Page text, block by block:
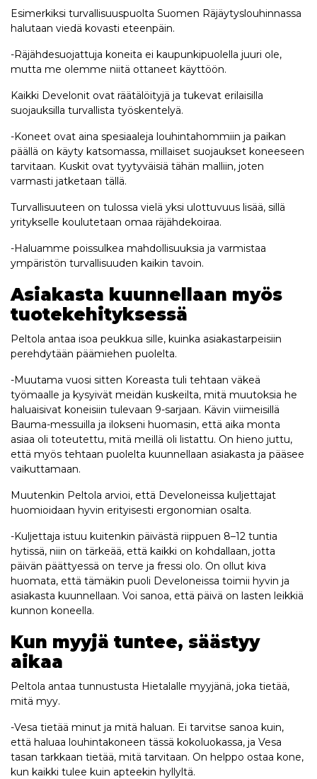
Esimerkiksi turvallisuuspuolta Suomen Räjäytyslouhinnassa
halutaan viedä kovasti eteenpäin.
-Räjähdesuojattuja koneita ei kaupunkipuolella juuri ole,
mutta me olemme niitä ottaneet käyttöön.
Kaikki Develonit ovat räätälöityjä ja tukevat erilaisilla
suojauksilla turvallista työskentelyä.
-Koneet ovat aina spesiaaleja louhintahommiin ja paikan
päällä on käyty katsomassa, millaiset suojaukset koneeseen
tarvitaan. Kuskit ovat tyytyväisiä tähän malliin, joten
varmasti jatketaan tällä.
Turvallisuuteen on tulossa vielä yksi ulottuvuus lisää, sillä
yritykselle koulutetaan omaa räjähdekoiraa.
-Haluamme poissulkea mahdollisuuksia ja varmistaa
ympäristön turvallisuuden kaikin tavoin.
Asiakasta kuunnellaan myös
tuotekehityksessä
Peltola antaa isoa peukkua sille, kuinka asiakastarpeisiin
perehdytään päämiehen puolelta.
-Muutama vuosi sitten Koreasta tuli tehtaan väkeä
työmaalle ja kysyivät meidän kuskeilta, mitä muutoksia he
haluaisivat koneisiin tulevaan 9-sarjaan. Kävin viimeisillä
Bauma-messuilla ja ilokseni huomasin, että aika monta
asiaa oli toteutettu, mitä meillä oli listattu. On hieno juttu,
että myös tehtaan puolelta kuunnellaan asiakasta ja pääsee
vaikuttamaan.
Muutenkin Peltola arvioi, että Develoneissa kuljettajat
huomioidaan hyvin erityisesti ergonomian osalta.
-Kuljettaja istuu kuitenkin päivästä riippuen 8–12 tuntia
hytissä, niin on tärkeää, että kaikki on kohdallaan, jotta
päivän päättyessä on terve ja fressi olo. On ollut kiva
huomata, että tämäkin puoli Develoneissa toimii hyvin ja
asiakasta kuunnellaan. Voi sanoa, että päivä on lasten leikkiä
kunnon koneella.
Kun myyjä tuntee, säästyy
aikaa
Peltola antaa tunnustusta Hietalalle myyjänä, joka tietää,
mitä myy.
-Vesa tietää minut ja mitä haluan. Ei tarvitse sanoa kuin,
että haluaa louhintakoneen tässä kokoluokassa, ja Vesa
tasan tarkkaan tietää, mitä tarvitaan. On helppo ostaa kone,
kun kaikki tulee kuin apteekin hyllyltä.